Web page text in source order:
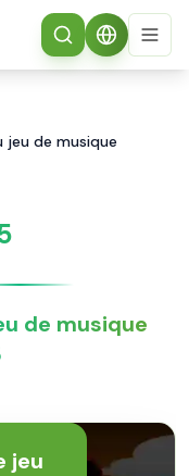
jeu de musique
de musique
jeu